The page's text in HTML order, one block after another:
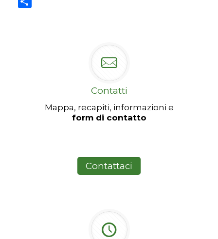
Contatti
Mappa, recapiti, informazioni e
form di contatto
Contattaci